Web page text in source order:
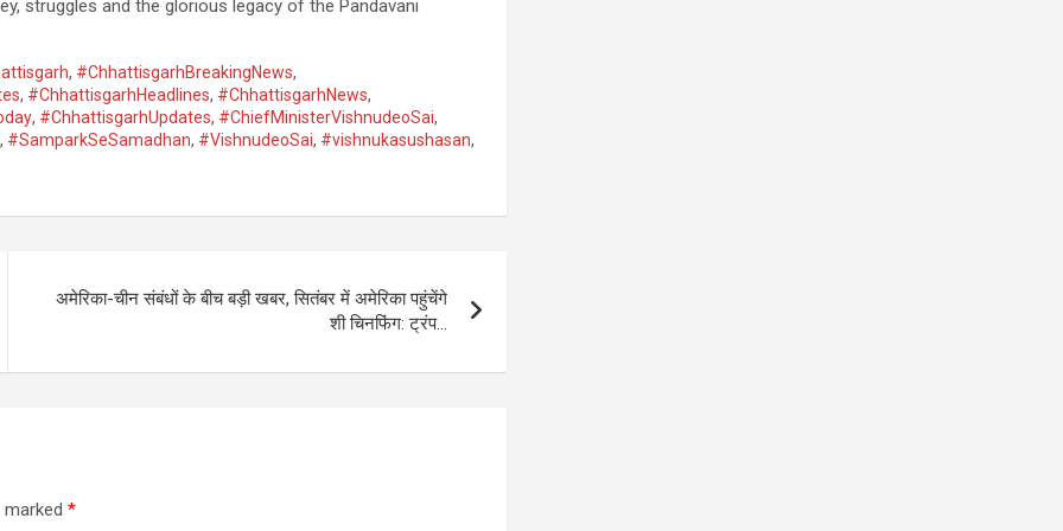
struggles and the glorious legacy of the Pandavani
, #ChhattisgarhBreakingNews,
, #ChhattisgarhHeadlines, #ChhattisgarhNews,
, #ChhattisgarhUpdates, #ChiefMinisterVishnudeoSai,
, #SamparkSeSamadhan, #VishnudeoSai, #vishnukasushasan,
अमेरिका-चीन संबंधों के बीच बड़ी खबर, सितंबर में अमेरिका पहुंचेंगे
शी चिनफिंग: ट्रंप…
marked *